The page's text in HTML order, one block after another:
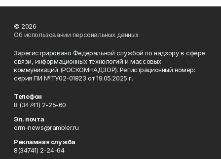
© 2026
Об использовании персональных данных
Зарегистрировано Федеральной службой по надзору в сфере
связи, информационных технологий и массовых
коммуникаций (РОСКОМНАДЗОР). Регистрационный номер:
серия ПИ №ТУ02-01823 от 19.05.2025 г.
Телефон
8 (34741) 2-25-60
Эл. почта
erm-news@rambler.ru
Рекламная служба
8(34741) 2-24-64